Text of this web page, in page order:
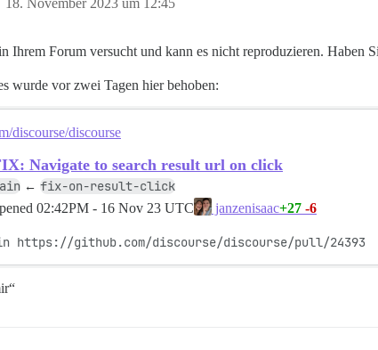
18. November 2023 um 12:45
Ihrem Forum versucht und kann es nicht reproduzieren. Haben
wurde vor zwei Tagen hier behoben:
discourse/discourse
Navigate to search result url on click
← fix-on-result-click
02:42PM - 16 Nov 23 UTC janzenisaac+27 -6
https://github.com/discourse/discourse/pull/24393